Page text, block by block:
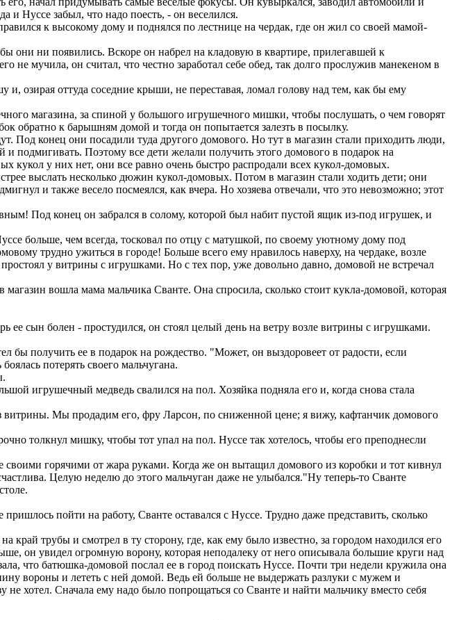
и Нуссе забыл, что надо поесть, - он веселился.
к высокому дому и поднялся по лестнице на чердак, где он жил со своей мамой-
они ни появились. Вскоре он набрел на кладовую в квартире, прилегавшей к
не мучила, он считал, что честно заработал себе обед, так долго прослужив манекеном в
озирая оттуда соседние крыши, не переставая, ломал голову над тем, как бы ему
магазина, за спиной у большого игрушечного мишки, чтобы послушать, о чем говорят
обратно к барышням домой и тогда он попытается залезть в посылку.
Под конец они посадили туда другого домового. Но тут в магазин стали приходить люди,
подмигивать. Поэтому все дети желали получить этого домового в подарок на
кукол у них нет, они все равно очень быстро распродали всех кукол-домовых.
выслать несколько дюжин кукол-домовых. Потом в магазин стали ходить дети; они
и также весело посмеялся, как вчера. Но хозяева отвечали, что это невозможно; этот
Под конец он забрался в солому, которой был набит пустой ящик из-под игрушек, и
больше, чем всегда, тосковал по отцу с матушкой, по своему уютному дому под
трудно ужиться в городе! Больше всего ему нравилось наверху, на чердаке, возле
у витрины с игрушками. Но с тех пор, уже довольно давно, домовой не встречал
вошла мама мальчика Сванте. Она спросила, сколько стоит кукла-домовой, которая
ее сын болен - простудился, он стоял целый день на ветру возле витрины с игрушками.
бы получить ее в подарок на рождество. "Может, он выздоровеет от радости, если
потерять своего мальчугана.
игрушечный медведь свалился на пол. Хозяйка подняла его и, когда снова стала
Мы продадим его, фру Ларсон, по сниженной цене; я вижу, кафтанчик домового
толкнул мишку, чтобы тот упал на пол. Нуссе так хотелось, чтобы его преподнесли
горячими от жара руками. Когда же он вытащил домового из коробки и тот кивнул
Целую неделю до этого мальчуган даже не улыбался."Ну теперь-то Сванте
пойти на работу, Сванте оставался с Нуссе. Трудно даже представить, сколько
трубы и смотрел в ту сторону, где, как ему было известно, за городом находился его
он увидел огромную ворону, которая неподалеку от него описывала большие круги над
что батюшка-домовой послал ее в город поискать Нуссе. Почти три недели кружила она
вороны и лететь с ней домой. Ведь ей больше не выдержать разлуки с мужем и
хотел. Сначала ему надо было попрощаться со Сванте и найти мальчику вместо себя